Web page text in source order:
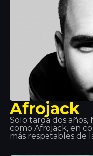
Afrojack
Sólo tarda dos años,
como Afrojack, en
más respetables de